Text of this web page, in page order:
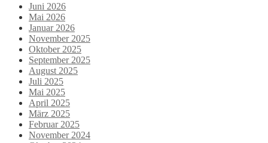
Juni 2026
Mai 2026
Januar 2026
November 2025
Oktober 2025
September 2025
August 2025
Juli 2025
Mai 2025
April 2025
März 2025
Februar 2025
November 2024